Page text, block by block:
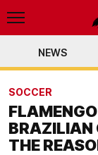
NEWS
SOCCER
BRAZILIAN
THE